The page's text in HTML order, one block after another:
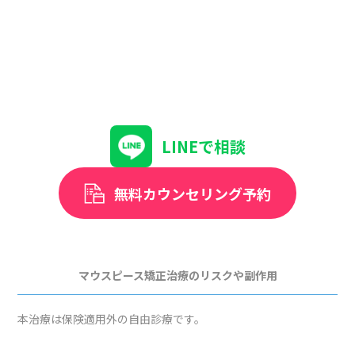
LINEで相談
無料カウンセリング予約
マウスピース矯正治療のリスクや副作用
本治療は保険適用外の自由診療です。